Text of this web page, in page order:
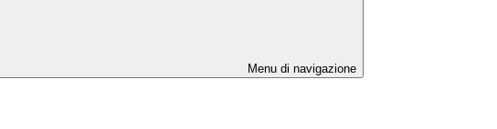
Menu di navigazione